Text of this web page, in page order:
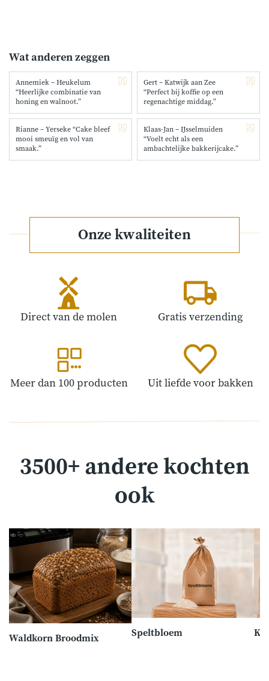
Wat anderen zeggen
Annemiek – Heukelum
“Heerlijke combinatie van
honing en walnoot.”
Gert – Katwijk aan Zee
“Perfect bij koffie op een
regenachtige middag.”
Rianne – Yerseke “Cake bleef
mooi smeuïg en vol van
smaak.”
Klaas-Jan – IJsselmuiden
“Voelt echt als een
ambachtelijke bakkerijcake.”
Onze kwaliteiten
Direct van de molen Gratis verzending
Meer dan 100 producten Uit liefde voor bakken
3500+ andere kochten
ook
Waldkorn Broodmix Speltbloem